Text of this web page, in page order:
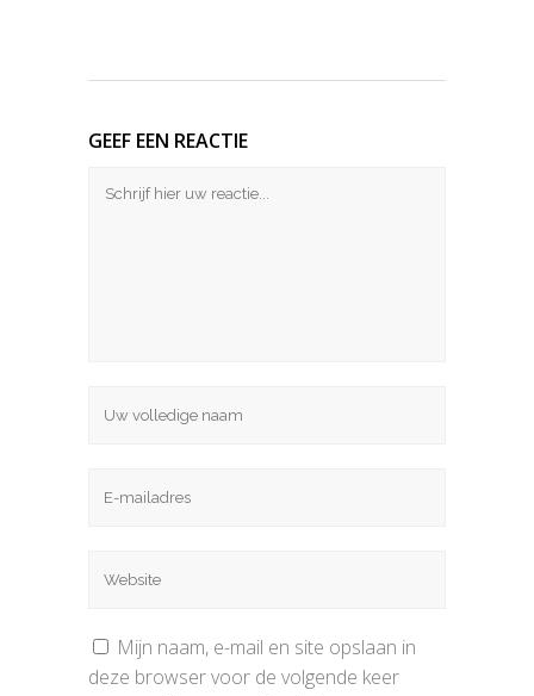
GEEF EEN REACTIE
Mijn naam, e-mail en site opslaan in
deze browser voor de volgende keer